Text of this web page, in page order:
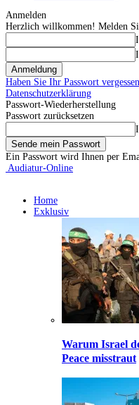
Anmelden
Herzlich willkommen! Melden
Haben Sie Ihr Passwort
Datenschutzerklärung
Passwort-Wiederherstellung
Passwort zurücksetzen
Ein Passwort wird Ihnen per
Audiatur-Online
Home
Exklusiv
Warum Israel
Peace misstraut